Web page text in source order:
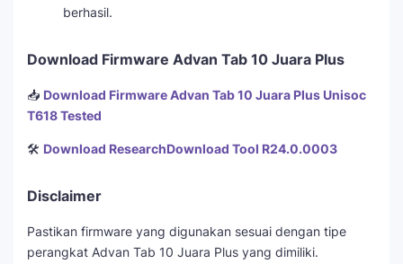
berhasil.
Download Firmware Advan Tab 10 Juara Plus
📥 Download Firmware Advan Tab 10 Juara Plus Unisoc
T618 Tested
🛠️ Download ResearchDownload Tool R24.0.0003
Disclaimer
Pastikan firmware yang digunakan sesuai dengan tipe
perangkat Advan Tab 10 Juara Plus yang dimiliki.